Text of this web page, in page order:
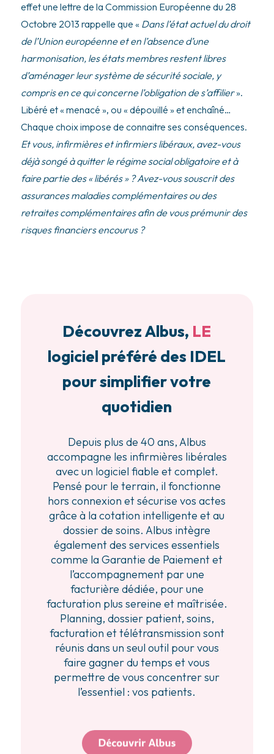
effet une lettre de la Commission Européenne du 28
Octobre 2013 rappelle que « Dans l’état actuel du droit
de l’Union européenne et en l’absence d’une
harmonisation, les états membres restent libres
d’aménager leur système de sécurité sociale, y
compris en ce qui concerne l’obligation de s’affilier».
Libéré et « menacé », ou « dépouillé » et enchaîné…
Chaque choix impose de connaitre ses conséquences.
Et vous, infirmières et infirmiers libéraux, avez-vous
déjà songé à quitter le régime social obligatoire et à
faire partie des « libérés » ? Avez-vous souscrit des
assurances maladies complémentaires ou des
retraites complémentaires afin de vous prémunir des
risques financiers encourus ?
Découvrez Albus, LE
logiciel préféré des IDEL
pour simplifier votre
quotidien
Depuis plus de 40 ans, Albus
accompagne les infirmières libérales
avec un logiciel fiable et complet.
Pensé pour le terrain, il fonctionne
hors connexion et sécurise vos actes
grâce à la cotation intelligente et au
dossier de soins. Albus intègre
également des services essentiels
comme la Garantie de Paiement et
l’accompagnement par une
facturière dédiée, pour une
facturation plus sereine et maîtrisée.
Planning, dossier patient, soins,
facturation et télétransmission sont
réunis dans un seul outil pour vous
faire gagner du temps et vous
permettre de vous concentrer sur
l’essentiel : vos patients.